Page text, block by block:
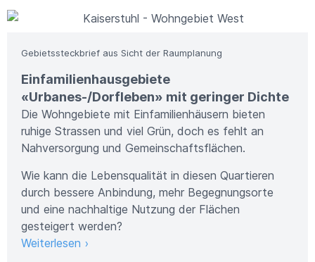
Gebietssteckbrief aus Sicht der Raumplanung
Einfamilienhausgebiete
«Urbanes-/Dorfleben» mit geringer Dichte
Die Wohngebiete mit Einfamilienhäusern bieten
ruhige Strassen und viel Grün, doch es fehlt an
Nahversorgung und Gemeinschaftsflächen.
Wie kann die Lebensqualität in diesen Quartieren
durch bessere Anbindung, mehr Begegnungsorte
und eine nachhaltige Nutzung der Flächen
gesteigert werden?
Weiterlesen ›